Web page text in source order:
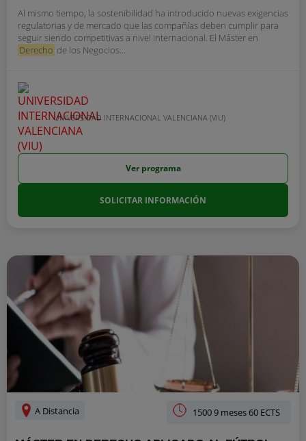
Al mismo tiempo, la sostenibilidad ha introducido nuevas exigencias
regulatorias y de mercado que las compañías deben cumplir para
seguir siendo competitivas a nivel internacional. El Máster en
Derecho de los Negocios...
UNIVERSIDAD INTERNACIONAL VALENCIANA (VIU)
Ver programa
SOLICITAR INFORMACIÓN
A Distancia 1500 9 meses 60 ECTS